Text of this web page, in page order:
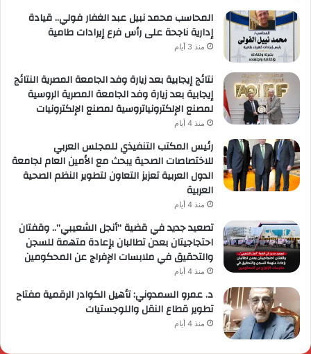
المحاسب محمد نبيل عبد الغفار فولي.. قيادة
إدارية ناجحة على رأس فرع إيرادات طامية
منذ 3 أيام
نتائج إيجابية بعد زيارة وفد الجامعة المصرية النتائج
إيجابية بعد زيارة وفد الجامعة المصرية الروسية
لمصنع الإلكترونياتروسية لمصنع الإلكترونيات
منذ 4 أيام
رئيس المكتب التنفيذي للمجلس العربي
للاختصاصات الصحية يبحث مع الأمين العام لجامعة
الدول العربية تعزيز التعاون لتطوير النظم الصحية
العربية
منذ 4 أيام
تصعيد جديد في قضية “أنجل الشعيبي”.. وقفتان
احتجاجيتان بعدن تطالبان بإعادة متهمة للسجن
والتحقيق في ملابسات الإفراج عن المحكومين
منذ 4 أيام
د. عمرو السمدوني: تأهيل الكوادر الرقمية مفتاح
تطوير قطاع النقل واللوجستيات
منذ 4 أيام